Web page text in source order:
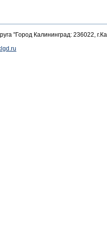
"Город Калининград: 236022,